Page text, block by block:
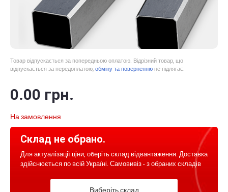
Товар відпускається за попередньою оплатою. Відрізний товар, що
відпускається за передоплатою, обміну та поверненню не підлягає.
0.00 грн.
На замовлення
Склад не обрано.
Для актуалізації ціни, оберіть склад відвантаження. Доставка
здійснюється по всій Україні. Самовивіз - з обраних складів
Виберіть склад